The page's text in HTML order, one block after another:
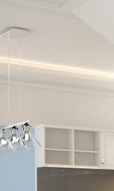
b001-f0b4112234f3